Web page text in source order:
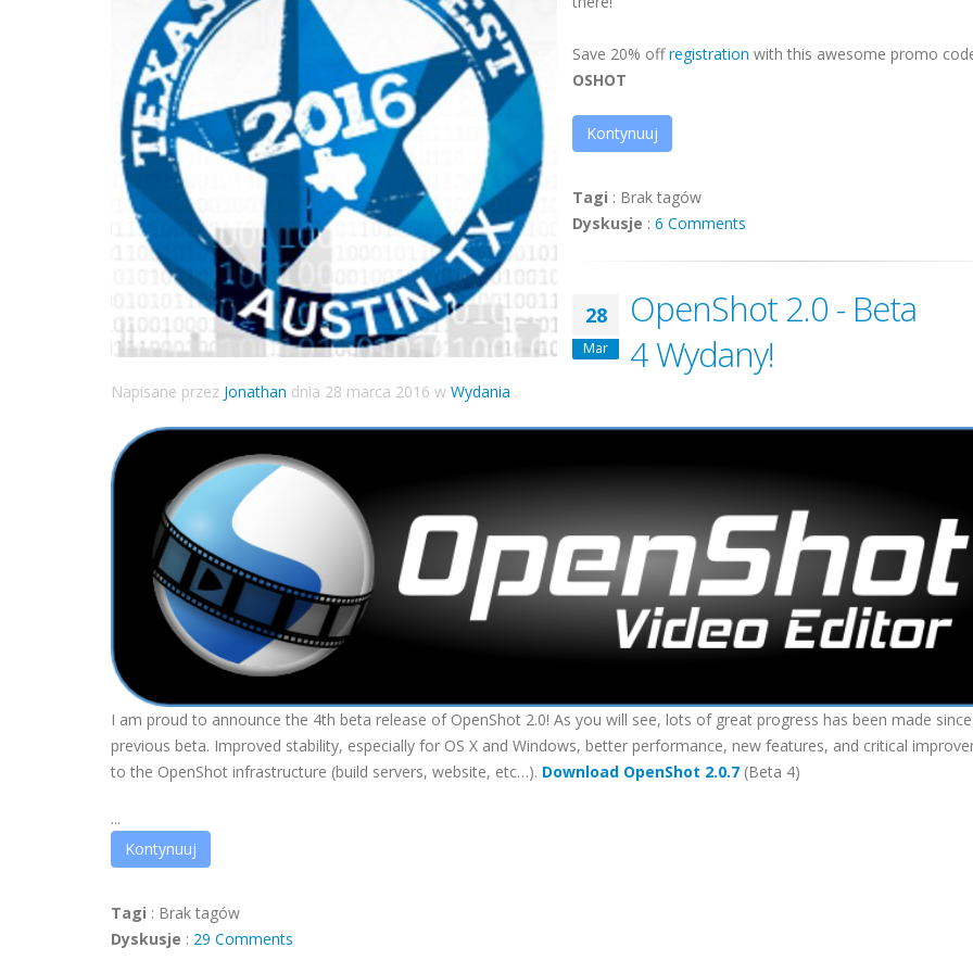
Save 20% offregistration with this awesome promo
OSHOT
Kontynuuj
Tagi : Brak tagów
Dyskusje : 6 Comments
28
Mar
OpenShot 2.0 - Beta
4 Wydany!
Napisane przez Jonathan dnia 28 marca 2016 w Wydania .
I am proud to announce the 4th beta release of OpenShot 2.0! As you will see, lots of great progress has been made
previous beta. Improved stability, especially for OS X and Windows, better performance, new features, and critical
to the OpenShot infrastructure (build servers, website, etc…). Download OpenShot 2.0.7 (Beta 4)
...
Kontynuuj
Tagi : Brak tagów
Dyskusje : 29 Comments